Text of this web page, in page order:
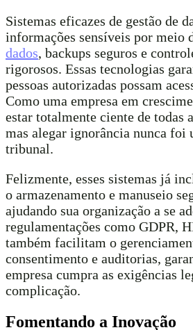
Sistemas eficazes de gestão de
informações sensíveis por meio
dados, backups seguros e
rigorosos. Essas tecnologias
pessoas autorizadas possam
Como uma empresa em
estar totalmente ciente de todas
mas alegar ignorância nunca foi
tribunal.
Felizmente, esses sistemas já
o armazenamento e manuseio
ajudando sua organização a se
regulamentações como GDPR,
também facilitam o
consentimento e auditorias,
empresa cumpra as exigências
complicação.
Fomentando a Inovação